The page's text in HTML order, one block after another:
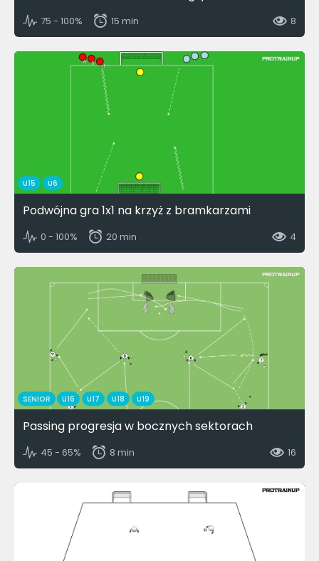
75 - 100% 15 min 8
U15 U6
Podwójna gra 1x1 na krzyż z bramkarzami
0 - 100% 20 min 4
SENIOR U16 U17 U18 U19
Passing progresja w bocznych sektorach
45 - 65% 8 min 16